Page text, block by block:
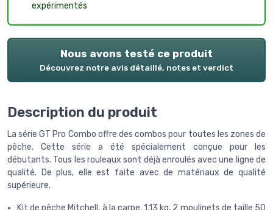
expérimentés
Nous avons testé ce produit
Découvrez notre avis détaillé, notes et verdict
Description du produit
La série GT Pro Combo offre des combos pour toutes les zones de
pêche. Cette série a été spécialement conçue pour les
débutants. Tous les rouleaux sont déjà enroulés avec une ligne de
qualité. De plus, elle est faite avec de matériaux de qualité
supérieure.